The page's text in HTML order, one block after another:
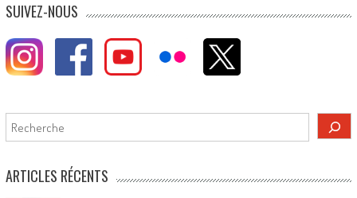
SUIVEZ-NOUS
Rechercher
ARTICLES RÉCENTS